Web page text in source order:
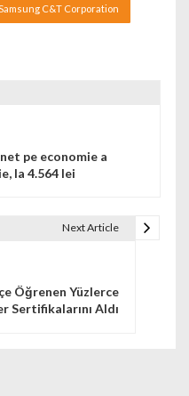
Samsung C&T Corporation
pe economie a
la 4.564 lei
Next Article
Öğrenen Yüzlerce
Sertifikalarını Aldı